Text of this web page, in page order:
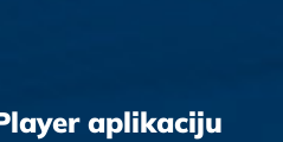
aplikaciju